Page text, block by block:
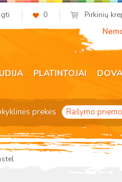
0 Pirkinių
PLATINTOJAI
prekės Rašymo